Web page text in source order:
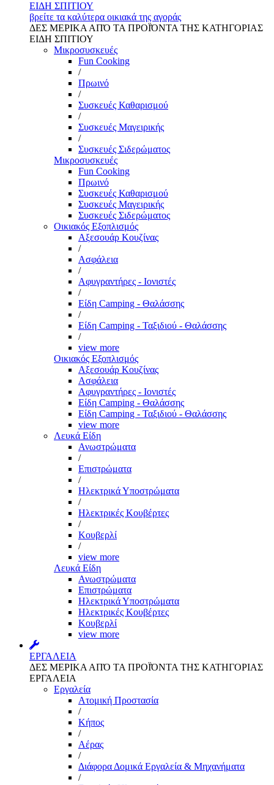
ΕΙΔΗ ΣΠΙΤΙΟΥ
βρείτε τα καλύτερα οικιακά της αγοράς
ΔΕΣ ΜΕΡΙΚΑ ΑΠΌ ΤΑ ΠΡΟΪΌΝΤΑ ΤΗΣ ΚΑΤΗΓΟΡΙΑΣ
ΕΙΔΗ ΣΠΙΤΙΟΥ
Μικροσυσκευές
Fun Cooking
/
Πρωινό
/
Συσκευές Καθαρισμού
/
Συσκευές Μαγειρικής
/
Συσκευές Σιδερώματος
Μικροσυσκευές
Fun Cooking
Πρωινό
Συσκευές Καθαρισμού
Συσκευές Μαγειρικής
Συσκευές Σιδερώματος
Οικιακός Εξοπλισμός
Αξεσουάρ Κουζίνας
/
Ασφάλεια
/
Αφυγραντήρες - Ιονιστές
/
Είδη Camping - Θαλάσσης
/
Είδη Camping - Ταξιδιού - Θαλάσσης
/
view more
Οικιακός Εξοπλισμός
Αξεσουάρ Κουζίνας
Ασφάλεια
Αφυγραντήρες - Ιονιστές
Είδη Camping - Θαλάσσης
Είδη Camping - Ταξιδιού - Θαλάσσης
view more
Λευκά Είδη
Ανωστρώματα
/
Επιστρώματα
/
Ηλεκτρικά Υποστρώματα
/
Ηλεκτρικές Κουβέρτες
/
Κουβερλί
/
view more
Λευκά Είδη
Ανωστρώματα
Επιστρώματα
Ηλεκτρικά Υποστρώματα
Ηλεκτρικές Κουβέρτες
Κουβερλί
view more
ΕΡΓΑΛΕΙΑ
ΔΕΣ ΜΕΡΙΚΑ ΑΠΌ ΤΑ ΠΡΟΪΌΝΤΑ ΤΗΣ ΚΑΤΗΓΟΡΙΑΣ
ΕΡΓΑΛΕΙΑ
Εργαλεία
Aτομική Προστασία
/
Kήπος
/
Αέρας
/
Διάφορα Δομικά Εργαλεία & Μηχανήματα
/